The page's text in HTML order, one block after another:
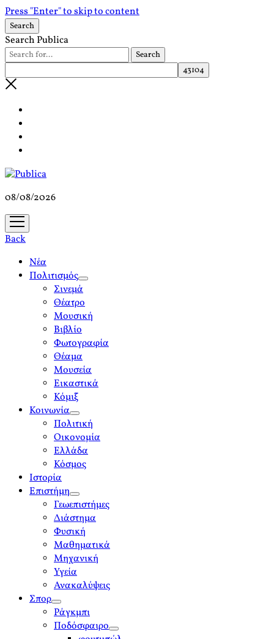
Press "Enter" to skip to content
Search
Search Publica
08/08/2026
open
menu
Back
Νέα
Πολιτισμός
open
menu
Σινεμά
Θέατρο
Μουσική
Βιβλίο
Φωτογραφία
Θέαμα
Μουσεία
Εικαστικά
Κόμιξ
Κοινωνία
open
menu
Πολιτική
Οικονομία
Ελλάδα
Κόσμος
Ιστορία
Επιστήμη
open
menu
Γεωεπιστήμες
Διάστημα
Φυσική
Μαθηματικά
Μηχανική
Υγεία
Ανακαλύψεις
Σπορ
open
menu
Ράγκμπι
Ποδόσφαιρο
open